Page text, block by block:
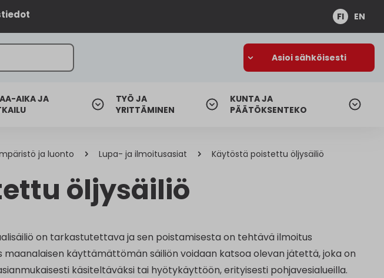
FI EN
Asioi sähköisesti
AIKA JA
TYÖ JA
YRITTÄMINEN
KUNTA JA
PÄÄTÖKSENTEKO
ja luonto Lupa- ja ilmoitusasiat Käytöstä poistettu öljysäiliö
öljysäiliö
on tarkastutettava ja sen poistamisesta on tehtävä ilmoitus
maanalaisen käyttämättömän säiliön voidaan katsoa olevan jätettä, joka on
käsiteltäväksi tai hyötykäyttöön, erityisesti pohjavesialueilla.